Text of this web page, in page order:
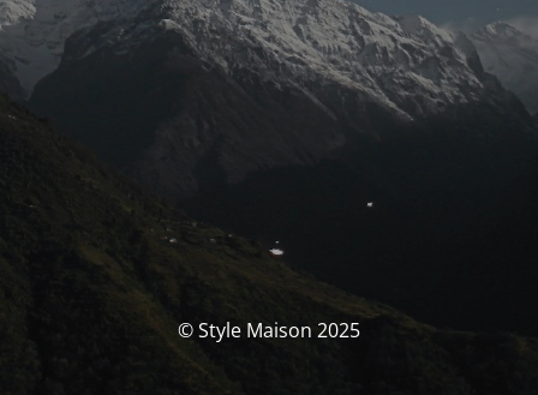
© Style Maison 2025